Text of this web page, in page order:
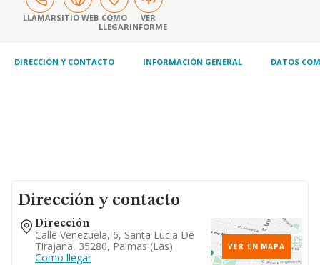
comercio al por mayor y detalle de
perfumería y cosmética
LLAMARSITIO WEB CÓMO
LLEGAR
VER
INFORME
DIRECCIÓN Y CONTACTO INFORMACIÓN GENERAL DATOS
Dirección y contacto
Dirección
Calle Venezuela, 6, Santa Lucia De
Tirajana, 35280, Palmas (las)
Como llegar
VER EN MAPA